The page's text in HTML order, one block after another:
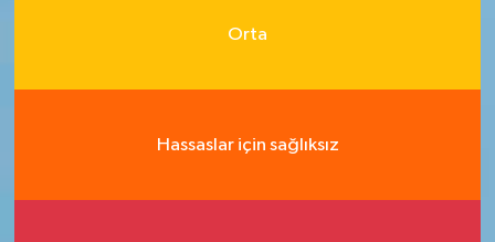
Orta
Hassaslar için sağlıksız